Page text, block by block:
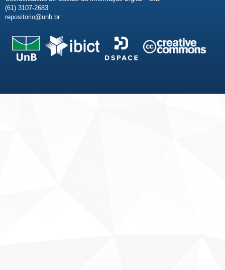
(61) 3107-2683
repositorio@unb.br